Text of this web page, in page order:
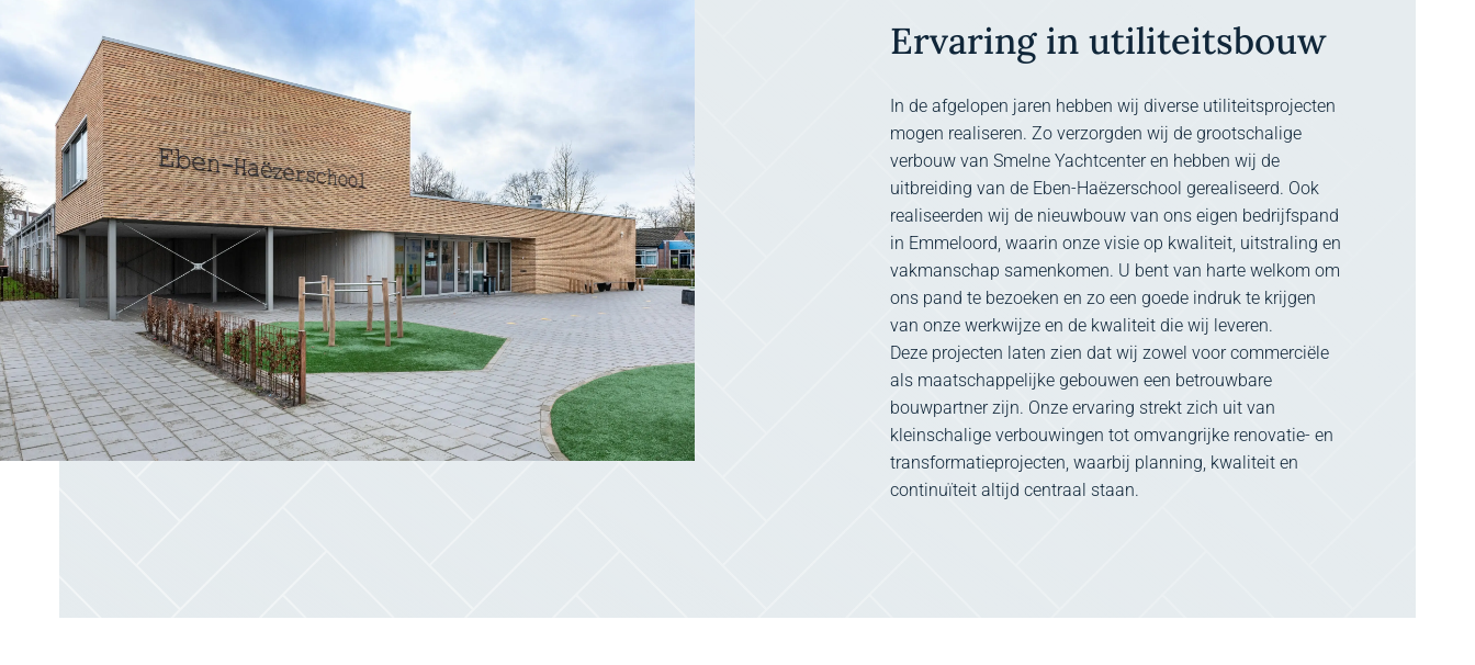
Ervaring in utiliteitsbouw
In de afgelopen jaren hebben wij diverse utiliteitsprojecten
mogen realiseren. Zo verzorgden wij de grootschalige
verbouw van Smelne Yachtcenter en hebben wij de
uitbreiding van de Eben-Haëzerschool gerealiseerd. Ook
realiseerden wij de nieuwbouw van ons eigen bedrijfspand
in Emmeloord, waarin onze visie op kwaliteit, uitstraling en
vakmanschap samenkomen. U bent van harte welkom om
ons pand te bezoeken en zo een goede indruk te krijgen
van onze werkwijze en de kwaliteit die wij leveren.
Deze projecten laten zien dat wij zowel voor commerciële
als maatschappelijke gebouwen een betrouwbare
bouwpartner zijn. Onze ervaring strekt zich uit van
kleinschalige verbouwingen tot omvangrijke renovatie- en
transformatieprojecten, waarbij planning, kwaliteit en
continuïteit altijd centraal staan.